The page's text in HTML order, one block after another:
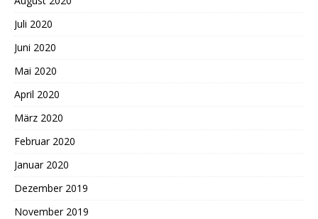
Juli 2020
Juni 2020
Mai 2020
April 2020
März 2020
Februar 2020
Januar 2020
Dezember 2019
November 2019